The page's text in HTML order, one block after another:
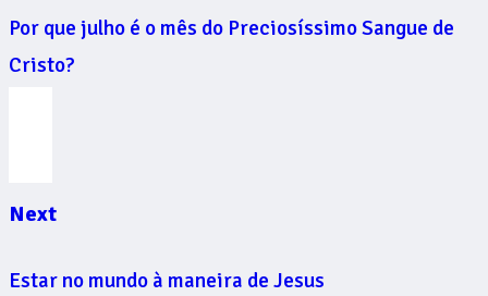
Por que julho é o mês do Preciosíssimo Sangue de
Cristo?
Next
Estar no mundo à maneira de Jesus